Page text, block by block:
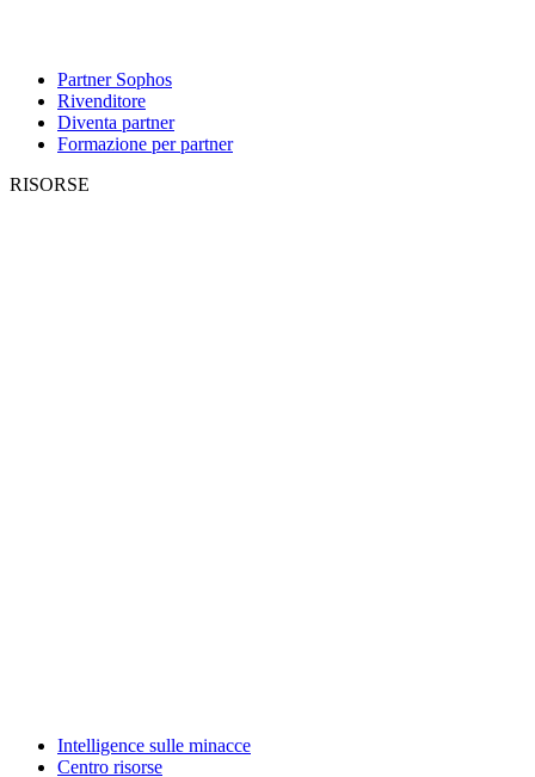
Partner Sophos
Rivenditore
Diventa partner
Formazione per partner
RISORSE
Intelligence sulle minacce
Centro risorse